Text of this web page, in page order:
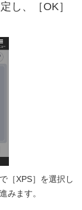
し、［OK］
で［XPS］を選択し
みます。